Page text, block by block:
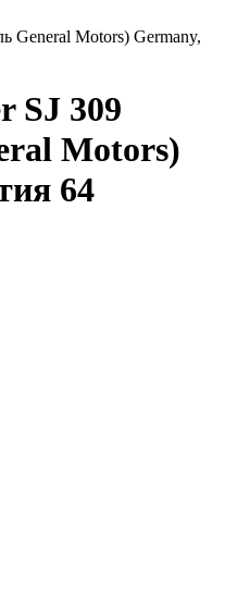
General Motors) Germany,
SJ 309
Motors)
64